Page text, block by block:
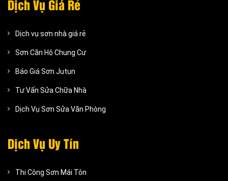
Dịch Vụ Giá Rẻ
Dịch vụ sơn nhà giá rẻ
Sơn Căn Hộ Chung Cư
Báo Giá Sơn Jutun
Tư Vấn Sửa Chữa Nhà
Dịch Vụ Sơn Sửa Văn Phòng
Dịch Vụ Uy Tín
Thi Công Sơn Mái Tôn